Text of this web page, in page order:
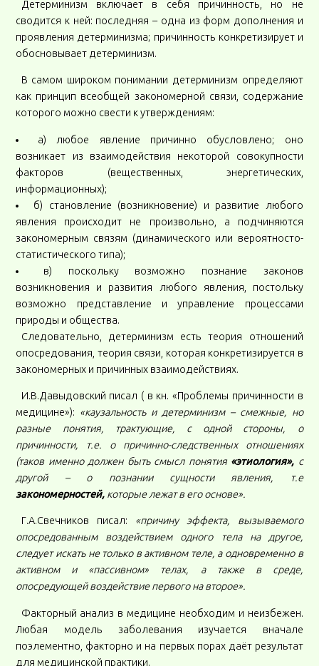
Детерминизм включает в себя причинность, но не
сводится к ней: последняя – одна из форм дополнения и
проявления детерминизма; причинность конкретизирует и
обосновывает детерминизм.
В самом широком понимании детерминизм определяют
как принцип всеобщей закономерной связи, содержание
которого можно свести к утверждениям:
а) любое явление причинно обусловлено; оно
возникает из взаимодействия некоторой совокупности
факторов (вещественных, энергетических,
информационных);
б) становление (возникновение) и развитие любого
явления происходит не произвольно, а подчиняются
закономерным связям (динамического или вероятносто-
статистического типа);
в) поскольку возможно познание законов
возникновения и развития любого явления, постольку
возможно представление и управление процессами
природы и общества.
Cледовательно, детерминизм есть теория отношений
опосредования, теория связи, которая конкретизируется в
закономерных и причинных взаимодействиях.
И.В.Давыдовский писал ( в кн. «Проблемы причинности в
медицине»): «каузальность и детерминизм – смежные, но
разные понятия, трактующие, с одной стороны, о
причинности, т.е. о причинно-следственных отношениях
(таков именно должен быть смысл понятия «этиология», с
другой – о познании сущности явления, т.е
закономерностей, которые лежат в его основе».
Г.А.Свечников писал: «причину эффекта, вызываемого
опосредованным воздействием одного тела на другое,
следует искать не только в активном теле, а одновременно в
активном и «пассивном» телах, а также в среде,
опосредующей воздействие первого на второе».
Факторный анализ в медицине необходим и неизбежен.
Любая модель заболевания изучается вначале
поэлементно, факторно и на первых порах даёт результат
для медицинской практики.